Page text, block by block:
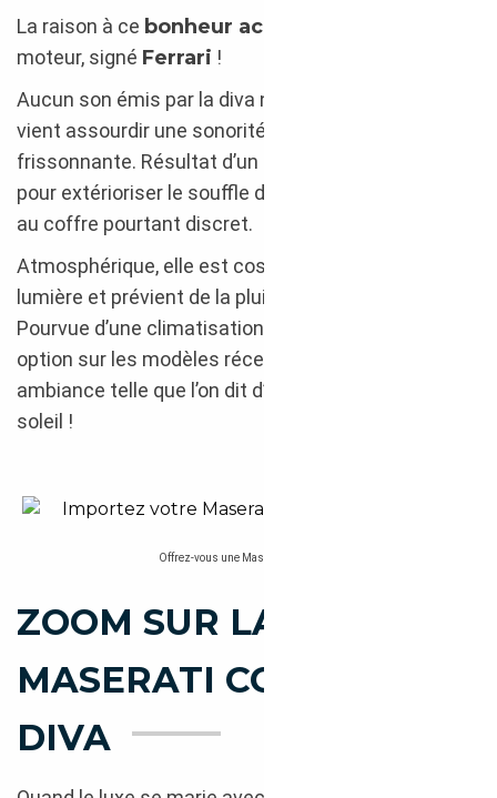
La raison à ce bonheur acoustique
moteur, signé Ferrari !
Aucun son émis par la diva n’est «
vient assourdir une sonorité d’échappement si…
frissonnante. Résultat d’un travail d’acousticiens
pour extérioriser le souffle d’un
au coffre pourtant discret.
Atmosphérique, elle est cosmique ; elle capte la
lumière et prévient de la pluie avec ses capteurs.
Pourvue d’une climatisation automatique bizone en
option sur les modèles récents, elle crée une
ambiance telle que l’on dit d’elle qu’elle émane du
soleil !
Offrez-vous une Maserati GranTurismo, importée en toute sécurité
ZOOM SUR LA
MASERATI COUPÉ : LA
DIVA